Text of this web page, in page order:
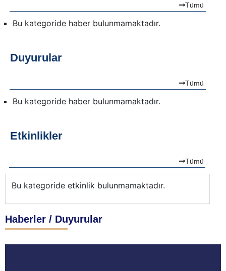
Tümü
Bu kategoride haber bulunmamaktadır.
Duyurular
Tümü
Bu kategoride haber bulunmamaktadır.
Etkinlikler
Tümü
Bu kategoride etkinlik bulunmamaktadır.
Haberler / Duyurular